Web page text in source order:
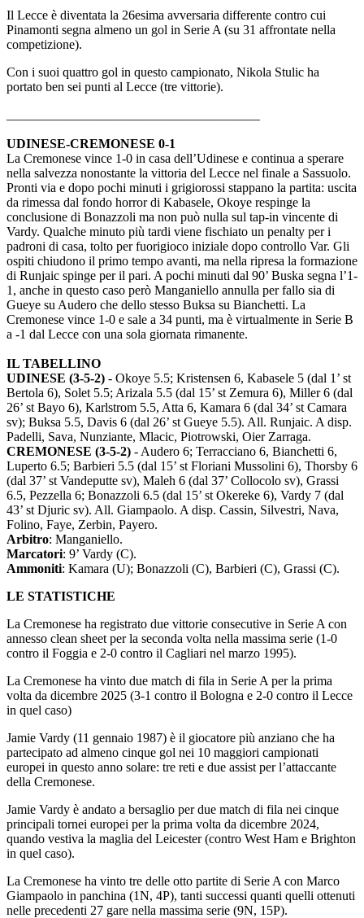
Il Lecce è diventata la 26esima avversaria differente contro cui
Pinamonti segna almeno un gol in Serie A (su 31 affrontate nella
competizione).
Con i suoi quattro gol in questo campionato, Nikola Stulic ha
portato ben sei punti al Lecce (tre vittorie).
UDINESE-CREMONESE 0-1
La Cremonese vince 1-0 in casa dell’Udinese e continua a sperare
nella salvezza nonostante la vittoria del Lecce nel finale a Sassuolo.
Pronti via e dopo pochi minuti i grigiorossi stappano la partita: uscita
da rimessa dal fondo horror di Kabasele, Okoye respinge la
conclusione di Bonazzoli ma non può nulla sul tap-in vincente di
Vardy. Qualche minuto più tardi viene fischiato un penalty per i
padroni di casa, tolto per fuorigioco iniziale dopo controllo Var. Gli
ospiti chiudono il primo tempo avanti, ma nella ripresa la formazione
di Runjaic spinge per il pari. A pochi minuti dal 90’ Buska segna l’1-
1, anche in questo caso però Manganiello annulla per fallo sia di
Gueye su Audero che dello stesso Buksa su Bianchetti. La
Cremonese vince 1-0 e sale a 34 punti, ma è virtualmente in Serie B
a -1 dal Lecce con una sola giornata rimanente.
IL TABELLINO
UDINESE (3-5-2) - Okoye 5.5; Kristensen 6, Kabasele 5 (dal 1’ st
Bertola 6), Solet 5.5; Arizala 5.5 (dal 15’ st Zemura 6), Miller 6 (dal
26’ st Bayo 6), Karlstrom 5.5, Atta 6, Kamara 6 (dal 34’ st Camara
sv); Buksa 5.5, Davis 6 (dal 26’ st Gueye 5.5). All. Runjaic. A disp.
Padelli, Sava, Nunziante, Mlacic, Piotrowski, Oier Zarraga.
CREMONESE (3-5-2) - Audero 6; Terracciano 6, Bianchetti 6,
Luperto 6.5; Barbieri 5.5 (dal 15’ st Floriani Mussolini 6), Thorsby 6
(dal 37’ st Vandeputte sv), Maleh 6 (dal 37’ Collocolo sv), Grassi
6.5, Pezzella 6; Bonazzoli 6.5 (dal 15’ st Okereke 6), Vardy 7 (dal
43’ st Djuric sv). All. Giampaolo. A disp. Cassin, Silvestri, Nava,
Folino, Faye, Zerbin, Payero.
Arbitro: Manganiello.
Marcatori: 9’ Vardy (C).
Ammoniti: Kamara (U); Bonazzoli (C), Barbieri (C), Grassi (C).
LE STATISTICHE
La Cremonese ha registrato due vittorie consecutive in Serie A con
annesso clean sheet per la seconda volta nella massima serie (1-0
contro il Foggia e 2-0 contro il Cagliari nel marzo 1995).
La Cremonese ha vinto due match di fila in Serie A per la prima
volta da dicembre 2025 (3-1 contro il Bologna e 2-0 contro il Lecce
in quel caso)
Jamie Vardy (11 gennaio 1987) è il giocatore più anziano che ha
partecipato ad almeno cinque gol nei 10 maggiori campionati
europei in questo anno solare: tre reti e due assist per l’attaccante
della Cremonese.
Jamie Vardy è andato a bersaglio per due match di fila nei cinque
principali tornei europei per la prima volta da dicembre 2024,
quando vestiva la maglia del Leicester (contro West Ham e Brighton
in quel caso).
La Cremonese ha vinto tre delle otto partite di Serie A con Marco
Giampaolo in panchina (1N, 4P), tanti successi quanti quelli ottenuti
nelle precedenti 27 gare nella massima serie (9N, 15P).